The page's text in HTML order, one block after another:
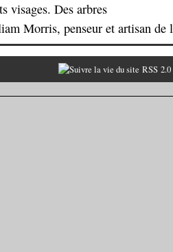
visages. Des arbres
Morris, penseur et artisan de
RSS 2.0